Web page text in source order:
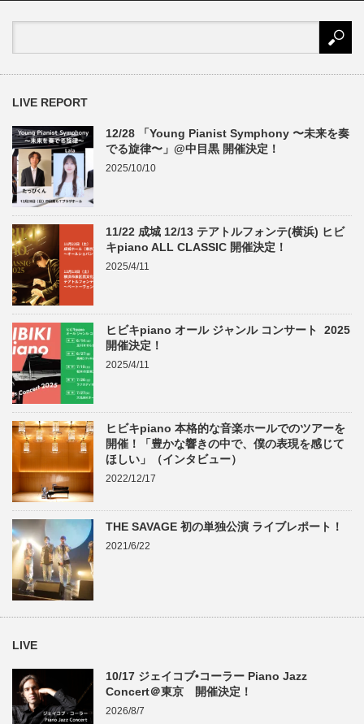
LIVE REPORT
12/28 「Young Pianist Symphony 〜未来を奏
でる旋律〜」@中目黒 開催決定！
2025/10/10
11/22 成城 12/13 テアトルフォンテ(横浜) ヒビ
キpiano ALL CLASSIC 開催決定！
2025/4/11
ヒビキpiano オール ジャンル コンサート 2025
開催決定！
2025/4/11
ヒビキpiano 本格的な音楽ホールでのツアーを
開催！「豊かな響きの中で、僕の表現を感じて
ほしい」（インタビュー）
2022/12/17
THE SAVAGE 初の単独公演 ライブレポート！
2021/6/22
LIVE
10/17 ジェイコブ•コーラー Piano Jazz
Concert＠東京 開催決定！
2026/8/7